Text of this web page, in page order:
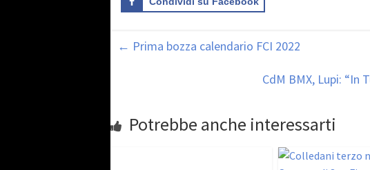
← Prima bozza calendario FCI 2022
CdM BMX, Lupi:
Potrebbe anche interessarti